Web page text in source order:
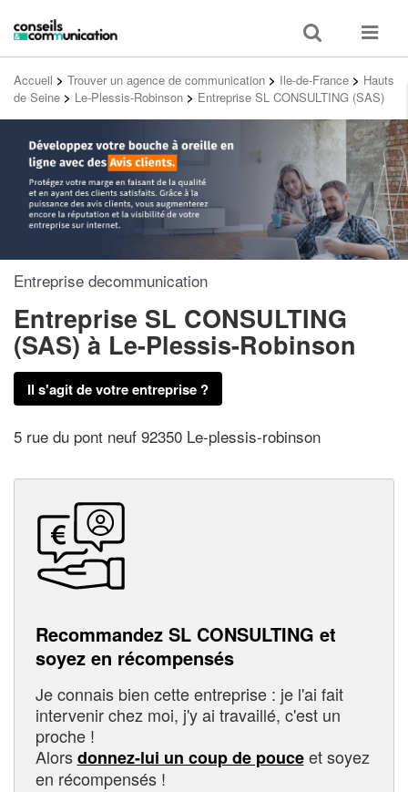
Toggle
search
Toggle
Accueil > Trouver un agence de communication > Ile-de-France > Hauts
de Seine > Le-Plessis-Robinson > Entreprise SL CONSULTING (SAS)
Entreprise decommunication
Entreprise SL CONSULTING
(SAS)à Le-Plessis-Robinson
Il s'agit de votre entreprise ?
5 rue du pont neuf 92350 Le-plessis-robinson
Recommandez SL CONSULTING et
soyez en récompensés
Je connais bien cette entreprise : je l'ai fait
intervenir chez moi, j'y ai travaillé, c'est un
proche !
Alorsdonnez-lui un coup de pouceet soyez
en récompensés !